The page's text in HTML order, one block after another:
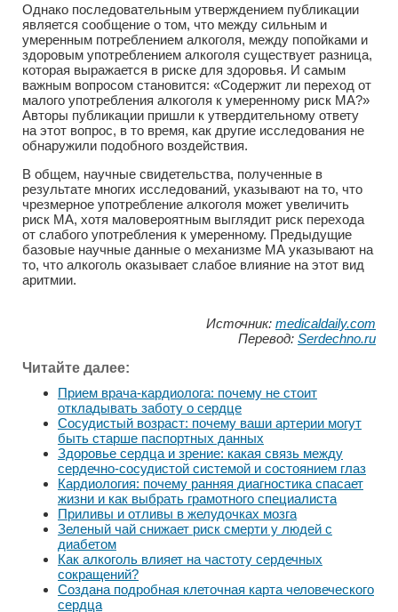
Однако последовательным утверждением публикации
является сообщение о том, что между сильным и
умеренным потреблением алкоголя, между попойками и
здоровым употреблением алкоголя существует разница,
которая выражается в риске для здоровья. И самым
важным вопросом становится: «Содержит ли переход от
малого употребления алкоголя к умеренному риск МА?»
Авторы публикации пришли к утвердительному ответу
на этот вопрос, в то время, как другие исследования не
обнаружили подобного воздействия.
В общем, научные свидетельства, полученные в
результате многих исследований, указывают на то, что
чрезмерное употребление алкоголя может увеличить
риск МА, хотя маловероятным выглядит риск перехода
от слабого употребления к умеренному. Предыдущие
базовые научные данные о механизме МА указывают на
то, что алкоголь оказывает слабое влияние на этот вид
аритмии.
Источник: medicaldaily.com
Перевод: Serdechno.ru
Читайте далее:
Прием врача-кардиолога: почему не стоит
откладывать заботу о сердце
Сосудистый возраст: почему ваши артерии могут
быть старше паспортных данных
Здоровье сердца и зрение: какая связь между
сердечно-сосудистой системой и состоянием глаз
Кардиология: почему ранняя диагностика спасает
жизни и как выбрать грамотного специалиста
Приливы и отливы в желудочках мозга
Зеленый чай снижает риск смерти у людей с
диабетом
Как алкоголь влияет на частоту сердечных
сокращений?
Создана подробная клеточная карта человеческого
сердца